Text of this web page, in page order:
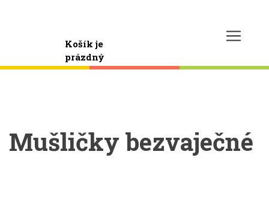
Košík je
prázdný
Mušličky bezvaječné